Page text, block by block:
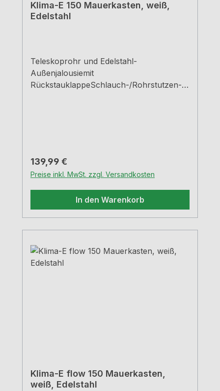
Klima-E 150 Mauerkasten, weiß,
Edelstahl
Teleskoprohr und Edelstahl-
Außenjalousiemit
RückstauklappeSchlauch-/Rohrstutzen-Ø:
Regulärer Preis:
139,99 €
Preise inkl. MwSt. zzgl. Versandkosten
In den Warenkorb
Klima-E flow 150 Mauerkasten,
weiß, Edelstahl